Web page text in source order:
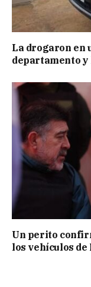
La drogaron en
departamento y
Un perito
los vehículos de